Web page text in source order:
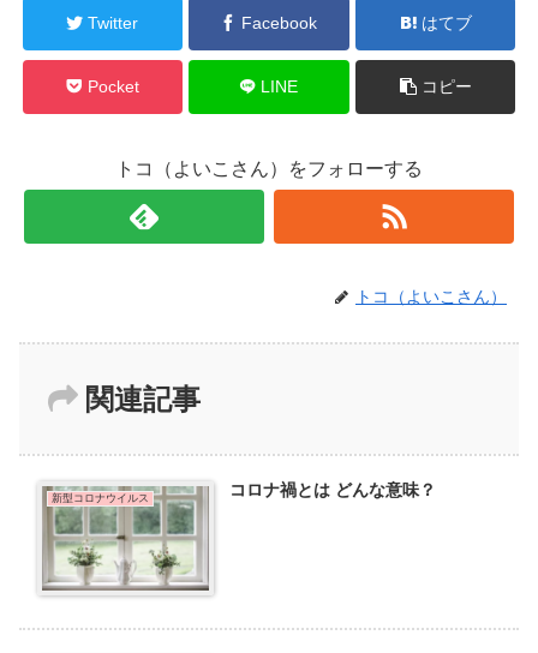
Twitter Facebook はてブ
Pocket LINE コピー
トコ（よいこさん）をフォローする
トコ（よいこさん）
関連記事
新型コロナウイルス コロナ禍とは どんな意味？